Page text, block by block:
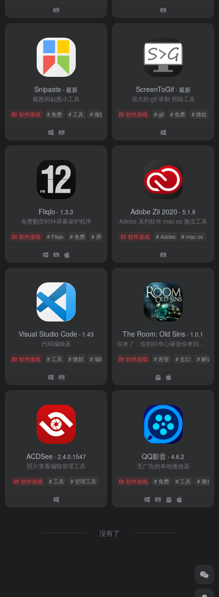
Snipaste - 最新
截图和贴图小工具
软件游戏 # 免费 # 工具 # 微软
ScreenToGif- 最新
强大的 gif 录制 剪辑工具
软件游戏 # gif # 免费 # 微软
Fliqlo - 1.3.3
免费翻页时钟屏幕保护程序
软件游戏 # Fliqlo # 免费 # 屏保
Adobe Zii 2020 - 5.1.9
Adobe 系列软件 mac os 激活工具
软件游戏 # Adobe # mac os
Visual Studio Code - 1.43
代码编辑器
软件游戏 # 工具 # 微软 # 编辑器
The Room: Old Sins- 1.0.1
软件游戏 # 密室 # 玄幻 # 解谜
ACDSee - 2.4.0.1547
照片查看编辑管理工具
软件游戏 # 工具 # 管理工具
QQ影音- 4.6.2
无广告的本地播放器
软件游戏 # 免费 # 工具 # 播放器
没有了